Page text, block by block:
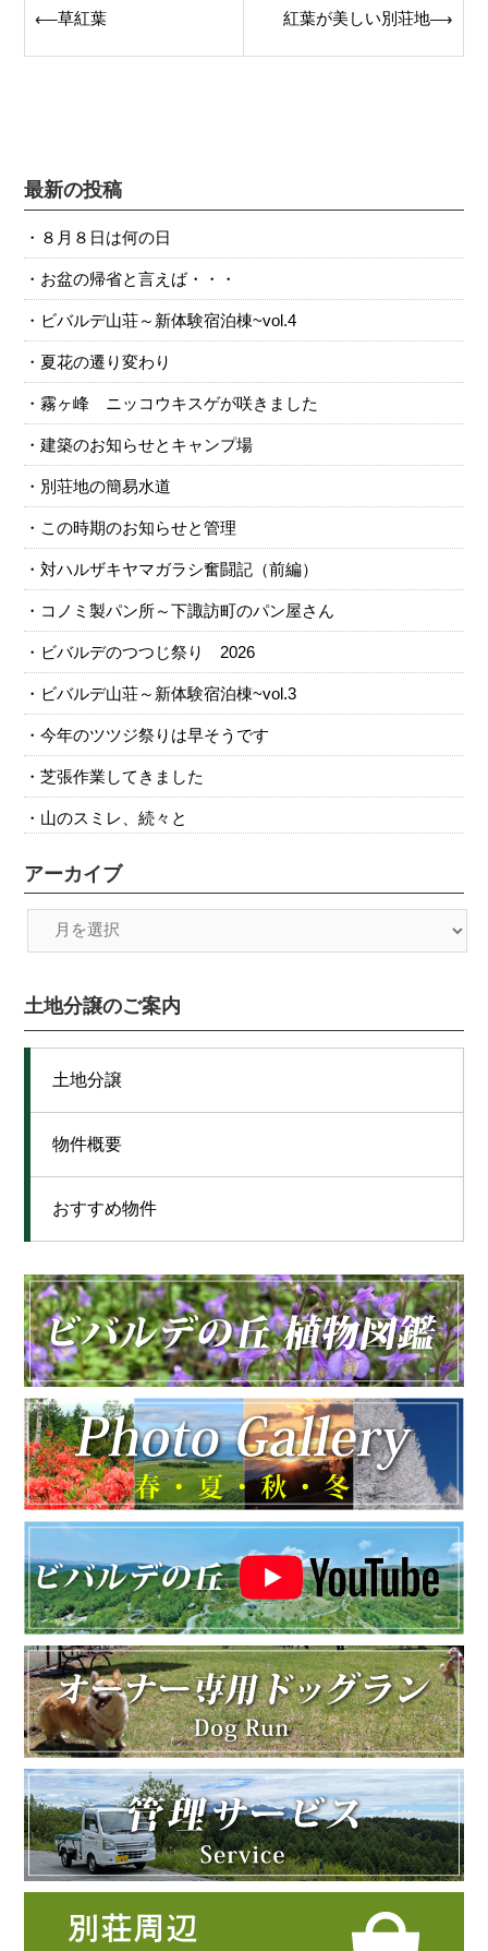
navigation
⟵草紅葉 紅葉が美しい別荘地⟶
最新の投稿
８月８日は何の日
お盆の帰省と言えば・・・
ビバルデ山荘～新体験宿泊棟~vol.4
夏花の遷り変わり
霧ヶ峰 ニッコウキスゲが咲きました
建築のお知らせとキャンプ場
別荘地の簡易水道
この時期のお知らせと管理
対ハルザキヤマガラシ奮闘記（前編）
コノミ製パン所～下諏訪町のパン屋さん
ビバルデのつつじ祭り 2026
ビバルデ山荘～新体験宿泊棟~vol.3
今年のツツジ祭りは早そうです
芝張作業してきました
山のスミレ、続々と
アーカイブ
土地分譲のご案内
土地分譲
物件概要
おすすめ物件